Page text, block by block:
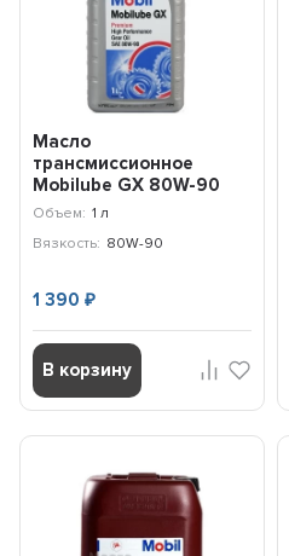
Масло
трансмиссионное
Mobilube GX 80W-90
(1л) 152660
Объем: 1 л
Вязкость: 80W-90
1 390₽
В корзину